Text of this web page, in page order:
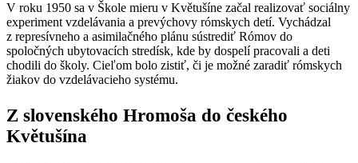
V roku 1950 sa v Škole mieru v Květušíne začal realizovať sociálny
experiment vzdelávania a prevýchovy rómskych detí. Vychádzal
z represívneho a asimilačného plánu sústrediť Rómov do
spoločných ubytovacích stredísk, kde by dospelí pracovali a deti
chodili do školy. Cieľom bolo zistiť, či je možné zaradiť rómskych
žiakov do vzdelávacieho systému.
Z slovenského Hromoša do českého
Květušína